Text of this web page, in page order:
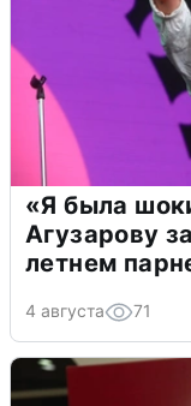
«Я была
Агузарову
летнем
4 августа 71